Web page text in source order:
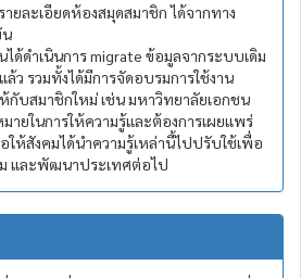
ยละเอียดห้องสมุดสมาชิก ได้จากทาง
น
ด้ดำเนินการ migrate ข้อมูลจากระบบเดิม
ว รวมทั้งได้มีการจัดอบรมการใช้งาน
กับสมาชิกใหม่ เช่น มหาวิทยาลัยเอกชน
ยในการให้ความรู้และต้องการเผยแพร่
ให้สังคมได้นำความรู้เหล่านี้ไปปรับใช้เพื่อ
และพัฒนาประเทศต่อไป